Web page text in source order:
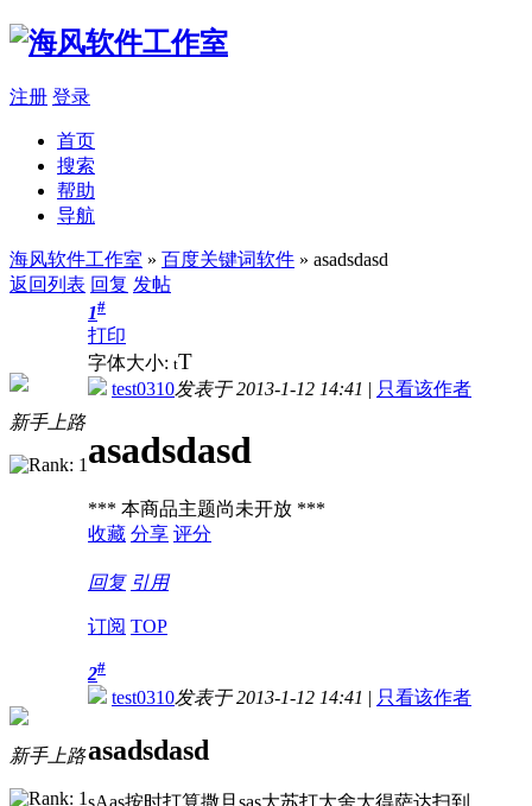
注册 登录
首页
搜索
帮助
导航
海风软件工作室 » 百度关键词软件 » asadsdasd
返回列表 回复 发帖
新手上路
1#
打印
字体大小: tT
test0310发表于 2013-1-12 14:41 | 只看该作者
asadsdasd
*** 本商品主题尚未开放 ***
收藏 分享 评分
回复 引用
订阅 TOP
新手上路
2#
test0310发表于 2013-1-12 14:41 | 只看该作者
asadsdasd
sAas按时打算撒旦sas大苏打大舍大得萨达扫到